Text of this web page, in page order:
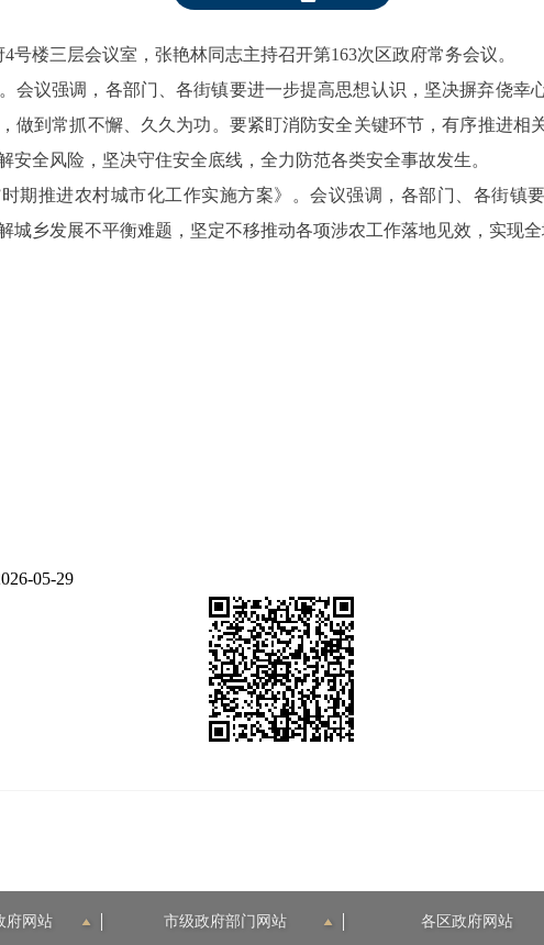
号楼三层会议室，张艳林同志主持召开第163次区政府常务会议。
会议强调，各部门、各街镇要进一步提高思想认识，坚决摒弃侥幸
做到常抓不懈、久久为功。要紧盯消防安全关键环节，有序推进相
安全风险，坚决守住安全底线，全力防范各类安全事故发生。
期推进农村城市化工作实施方案》。会议强调，各部门、各街镇
城乡发展不平衡难题，坚定不移推动各项涉农工作落地见效，实现全
05-29
府网站 市级政府部门网站 各区政府网站